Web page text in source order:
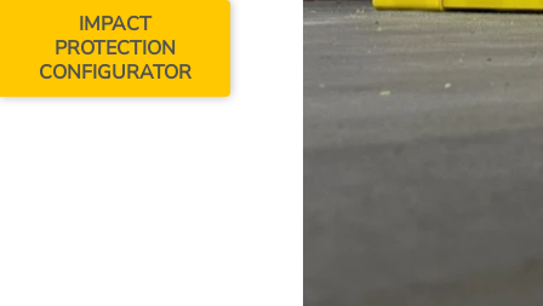
IMPACT
PROTECTION
CONFIGURATOR